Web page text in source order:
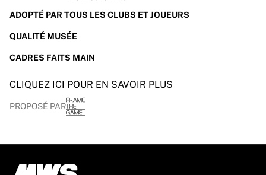
ADOPTÉ PAR TOUS LES CLUBS ET JOUEURS
QUALITÉ MUSÉE
CADRES FAITS MAIN
CLIQUEZ ICI POUR EN SAVOIR PLUS
PROPOSÉ PAR